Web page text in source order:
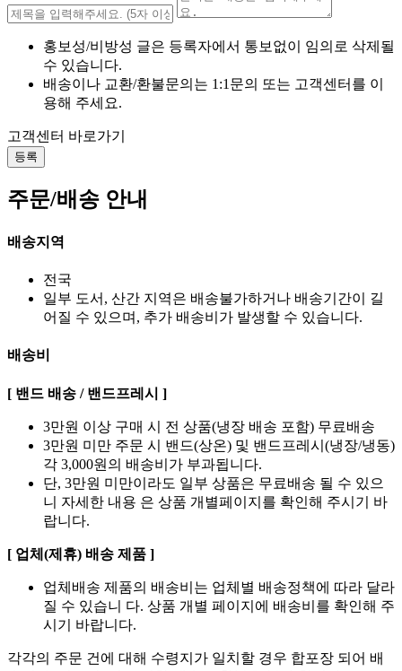
홍보성/비방성 글은 등록자에서 통보없이 임의로 삭제될
수 있습니다.
배송이나 교환/환불문의는 1:1문의 또는 고객센터를 이
용해 주세요.
고객센터 바로가기
등록
주문/배송 안내
배송지역
전국
일부 도서, 산간 지역은 배송불가하거나 배송기간이 길
어질 수 있으며, 추가 배송비가 발생할 수 있습니다.
배송비
[ 밴드 배송 / 밴드프레시 ]
3만원 이상 구매 시 전 상품(냉장 배송 포함) 무료배송
3만원 미만 주문 시 밴드(상온) 및 밴드프레시(냉장/냉동)
각 3,000원의 배송비가 부과됩니다.
단, 3만원 미만이라도 일부 상품은 무료배송 될 수 있으
니 자세한 내용 은 상품 개별페이지를 확인해 주시기 바
랍니다.
[ 업체(제휴) 배송 제품 ]
업체배송 제품의 배송비는 업체별 배송정책에 따라 달라
질 수 있습니 다. 상품 개별 페이지에 배송비를 확인해 주
시기 바랍니다.
각각의 주문 건에 대해 수령지가 일치할 경우 합포장 되어 배